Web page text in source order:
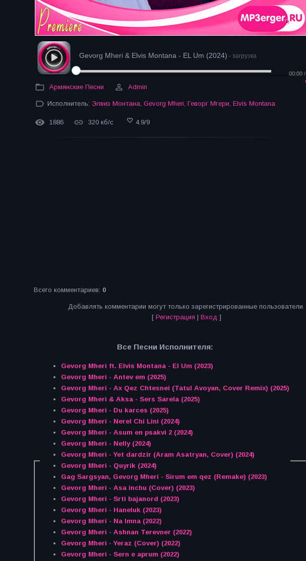
Gevorg Mheri & Elvis Montana - EL Um (2024) - загрузка
00:00 /
Армянские Песни Admin
Исполнитель: Элвиз Монтана Gevorg Mheri Геворг Мгери Elvis Montana
1886 320 кб/с 4.9/9
Всего комментариев: 0
Добавлять комментарии могут только зарегистрированные пользователи.
[ Регистрация | Вход ]
Все Песни Исполнителя:
Gevorg Mheri ft. Elvis Montana - El Um (2023)
Gevorg Mheri - Antev em (2025)
Gevorg Mheri - Ax Qez Chtesnei (Tatul Avoyan, Cover Remix) (2025)
Gevorg Mheri & Aksa - Sers Sarela (2025)
Gevorg Mheri - Du karces (2025)
Gevorg Mheri - Nerel Chi Lini (2024)
Gevorg Mheri - Asum en psakvi 2 (2024)
Gevorg Mheri - Nelly (2024)
Gevorg Mheri - Yet dardzir (Aram Asatryan, Cover) (2024)
Gevorg Mheri - Quyrik (2024)
Gag Sargsyan, Gevorg Mheri - Sirum em qez (Remake) (2023)
Gevorg Mheri - Asa inchu (Cover) (2023)
Gevorg Mheri - Srti bajanord (2023)
Gevorg Mheri - Haneluk (2023)
Gevorg Mheri - Na Imna (2022)
Gevorg Mheri - Ashnan Terevner (2022)
Gevorg Mheri - Yeraz (Cover) (2022)
Gevorg Mheri - Sern e aprum (2022)